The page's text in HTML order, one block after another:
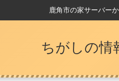
鹿角市の家サーバー
ちがしの情